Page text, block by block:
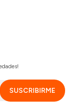
SUSCRIBIRME